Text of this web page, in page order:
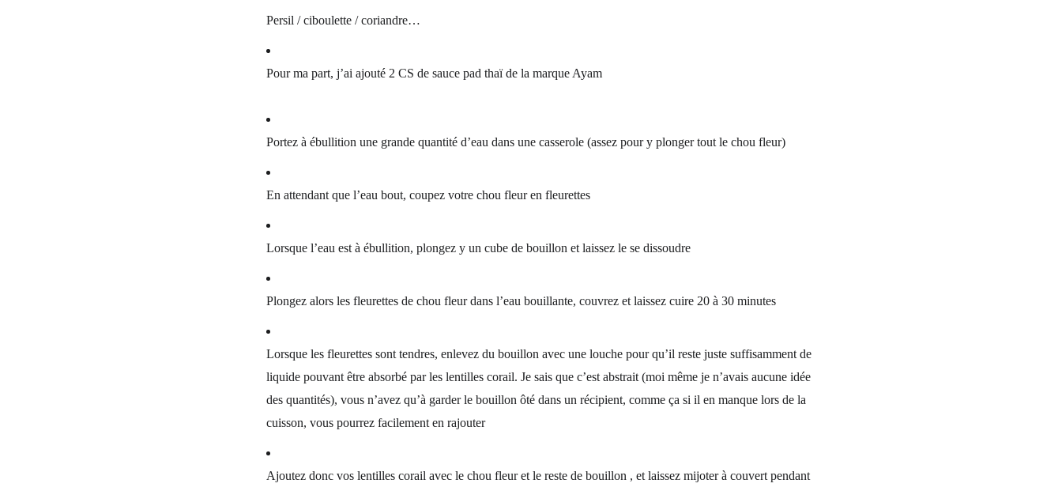
Persil / ciboulette / coriandre…
Pour ma part, j’ai ajouté 2 CS de sauce pad thaï de la marque Ayam
Portez à ébullition une grande quantité d’eau dans une casserole (assez pour y plonger tout le chou fleur)
En attendant que l’eau bout, coupez votre chou fleur en fleurettes
Lorsque l’eau est à ébullition, plongez y un cube de bouillon et laissez le se dissoudre
Plongez alors les fleurettes de chou fleur dans l’eau bouillante, couvrez et laissez cuire 20 à 30 minutes
Lorsque les fleurettes sont tendres, enlevez du bouillon avec une louche pour qu’il reste juste suffisamment de
liquide pouvant être absorbé par les lentilles corail. Je sais que c’est abstrait (moi même je n’avais aucune idée
des quantités), vous n’avez qu’à garder le bouillon ôté dans un récipient, comme ça si il en manque lors de la
cuisson, vous pourrez facilement en rajouter
Ajoutez donc vos lentilles corail avec le chou fleur et le reste de bouillon , et laissez mijoter à couvert pendant